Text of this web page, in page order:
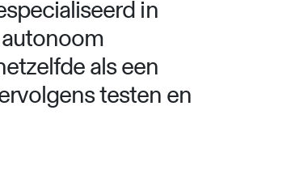
in
als een
testen en